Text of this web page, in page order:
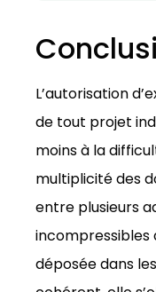
L’autorisation
de tout projet
moins à la
multiplicité des
entre plusieurs
incompressibles
déposée dans